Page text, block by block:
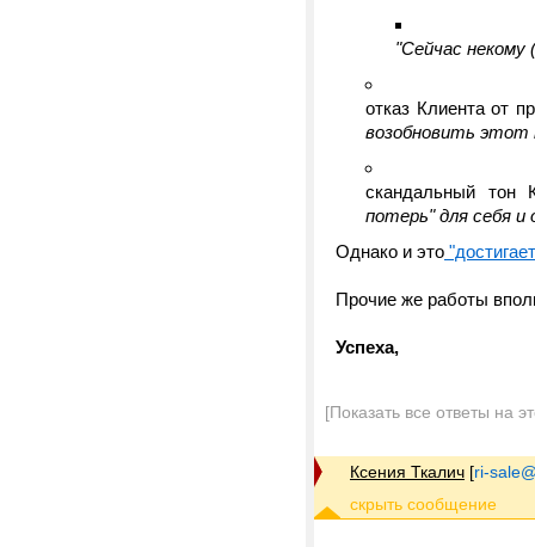
"Сейчас
отказ Клиента от
возобновить этот
скандальный тон
потерь" для себя
Однако и это
Прочие же работы
Успеха,
[Показать все ответы на
Ксения Ткалич [ri-